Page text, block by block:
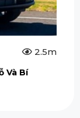
2.5m
Và Bí